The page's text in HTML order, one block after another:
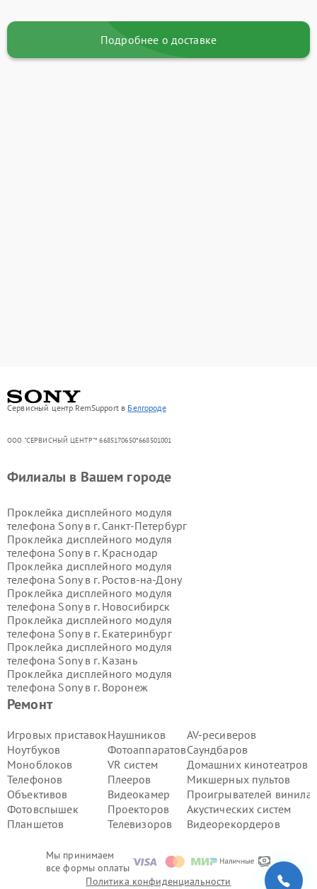
Подробнее о доставке
Сервисный центр RemSupport в Белгороде
ООО "СЕРВИСНЫЙ ЦЕНТР"* 6685170650*668501001
Мы принимаем
все формы оплаты
Ремонт
Игровых приставок
Ноутбуков
Моноблоков
Телефонов
Объективов
Фотовспышек
Планшетов
Наушников
Фотоаппаратов
VR систем
Плееров
Видеокамер
Проекторов
Телевизоров
AV-ресиверов
Саундбаров
Домашних кинотеатров
Микшерных пультов
Проигрывателей винила
Акустических систем
Видеорекордеров
Филиалы в Вашем городе
Проклейка дисплейного модуля
телефона Sony в г. Санкт-Петербург
Проклейка дисплейного модуля
телефона Sony в г. Краснодар
Проклейка дисплейного модуля
телефона Sony в г. Ростов-на-Дону
Проклейка дисплейного модуля
телефона Sony в г. Новосибирск
Проклейка дисплейного модуля
телефона Sony в г. Екатеринбург
Проклейка дисплейного модуля
телефона Sony в г. Казань
Проклейка дисплейного модуля
телефона Sony в г. Воронеж
Проклейка дисплейного модуля
телефона Sony в г.
телефона Sony в г.Самара
Проклейка дисплейного модуля
телефона Sony в г.
Пермь
Проклейка дисплейного модуля
телефона Sony в г.
Красноярск
Проклейка дисплейного модуля
телефона Sony в г.
Ижевск
Проклейка дисплейного модуля
телефона Sony в г.
Проклейка дисплейного модуля
телефона Sony в г.Тюмень
Политика конфиденциальности